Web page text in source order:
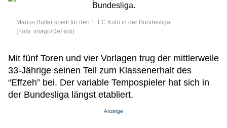
Marius Bülter spielt für den 1. FC Köln in der Bundesliga.
(Foto: imago/DeFodi)
Mit fünf Toren und vier Vorlagen trug der mittlerweile
33-Jährige seinen Teil zum Klassenerhalt des
“Effzeh” bei. Der variable Tempospieler hat sich in
der Bundesliga längst etabliert.
Anzeige